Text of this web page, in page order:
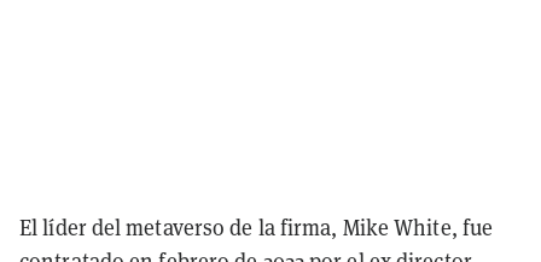
El líder del metaverso de la firma, Mike White, fue